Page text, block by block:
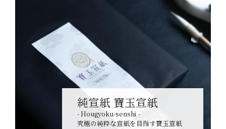
純宣紙 寶玉宣紙
- Hougyoku-senshi -
究極の純粋な宣紙を目指す寶玉宣紙